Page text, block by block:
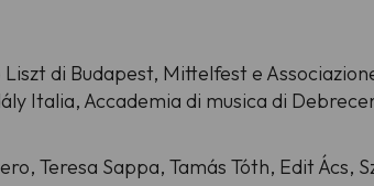
di Budapest, Mittelfest e
Italia, Accademia di musica di
Teresa Sappa, Tamás Tóth, Edit Ács,